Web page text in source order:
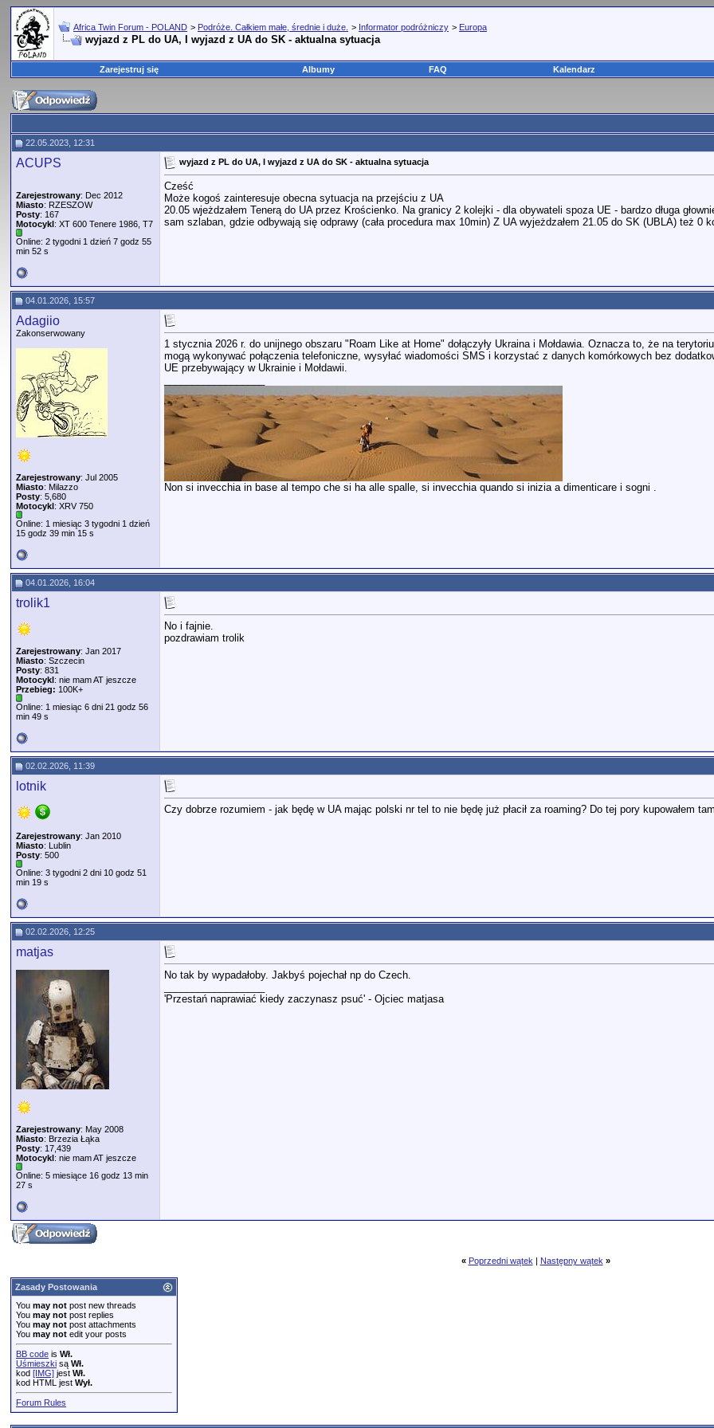
Africa Twin Forum - POLAND > Podróże. Całkiem małe, średnie i duże. > Informator podróżniczy > Europa
wyjazd z PL do UA, I wyjazd z UA do SK - aktualna sytuacja
Zarejestruj się Albumy FAQ Kalendarz
22.05.2023, 12:31
ACUPS
Zarejestrowany: Dec 2012
Miasto: RZESZOW
Posty: 167
Motocykl: XT 600 Tenere 1986, T7
Online: 2 tygodni 1 dzień 7 godz 55
min 52 s
wyjazd z PL do UA, I wyjazd z UA do SK - aktualna sytuacja
Cześć
Może kogoś zainteresuje obecna sytuacja na przejściu z UA
20.05 wjeżdzałem Tenerą do UA przez Krościenko. Na granicy 2 kolejki - dla obywateli spoza UE - bardzo długa
sam szlaban, gdzie odbywają się odprawy (cała procedura max 10min) Z UA wyjeżdzałem 21.05 do SK (UBLA) też
04.01.2026, 15:57
Adagiio
Zakonserwowany
Zarejestrowany: Jul 2005
Miasto: Milazzo
Posty: 5,680
Motocykl: XRV 750
Online: 1 miesiąc 3 tygodni 1 dzień
15 godz 39 min 15 s
1 stycznia 2026 r. do unijnego obszaru "Roam Like at Home" dołączyły Ukraina i Mołdawia. Oznacza to, że na
mogą wykonywać połączenia telefoniczne, wysyłać wiadomości SMS i korzystać z danych komórkowych bez
UE przebywający w Ukrainie i Mołdawii.
Non si invecchia in base al tempo che si ha alle spalle, si invecchia quando si inizia a dimenticare i sogni .
04.01.2026, 16:04
trolik1
Zarejestrowany: Jan 2017
Miasto: Szczecin
Posty: 831
Motocykl: nie mam AT jeszcze
Przebieg: 100K+
Online: 1 miesiąc 6 dni 21 godz 56
min 49 s
No i fajnie.
pozdrawiam trolik
02.02.2026, 11:39
lotnik
Zarejestrowany: Jan 2010
Miasto: Lublin
Posty: 500
Online: 3 tygodni 2 dni 10 godz 51
min 19 s
Czy dobrze rozumiem - jak będę w UA mając polski nr tel to nie będę już płacił za roaming? Do tej pory kupowałem
02.02.2026, 12:25
matjas
Zarejestrowany: May 2008
Miasto: Brzezia Łąka
Posty: 17,439
Motocykl: nie mam AT jeszcze
Online: 5 miesiące 16 godz 13 min
27 s
No tak by wypadałoby. Jakbyś pojechał np do Czech.
'Przestań naprawiać kiedy zaczynasz psuć' - Ojciec matjasa
« Poprzedni wątek | Następny wątek »
Zasady Postowania
You may not post new threads
You may not post replies
You may not post attachments
You may not edit your posts
BB code is Wł.
Uśmieszki są Wł.
kod [IMG] jest Wł.
kod HTML jest Wył.
Forum Rules